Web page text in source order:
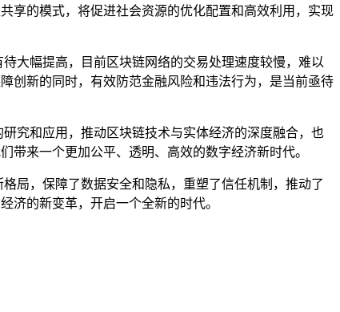
享的模式，将促进社会资源的优化配置和高效利用，实现
大幅提高，目前区块链网络的交易处理速度较慢，难以
创新的同时，有效防范金融风险和违法行为，是当前亟待
究和应用，推动区块链技术与实体经济的深度融合，也
来一个更加公平、透明、高效的数字经济新时代。
局，保障了数据安全和隐私，重塑了信任机制，推动了
济的新变革，开启一个全新的时代。